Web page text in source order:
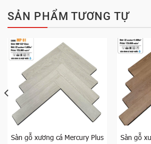
SẢN PHẨM TƯƠNG TỰ
Sàn gỗ xương cá Mercury Plus
Sàn gỗ